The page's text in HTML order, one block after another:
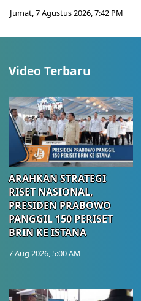
Jumat, 7 Agustus 2026, 7:42 PM
Video Terbaru
ARAHKAN STRATEGI
RISET NASIONAL,
PRESIDEN PRABOWO
PANGGIL 150 PERISET
BRIN KE ISTANA
7 Aug 2026, 5:00 AM